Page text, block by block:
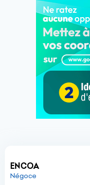
ENCOA
Négoce